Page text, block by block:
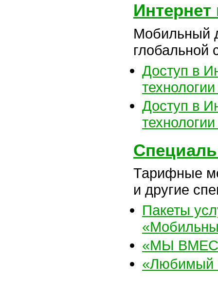
Интернет
Мобильный
глобальной
Доступ в
Доступ в
Тарифные
и другие
Пакеты
«МЫ
«Любимый